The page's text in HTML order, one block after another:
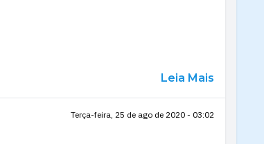
Leia Mais
Terça-feira, 25 de ago de 2020 - 03:02